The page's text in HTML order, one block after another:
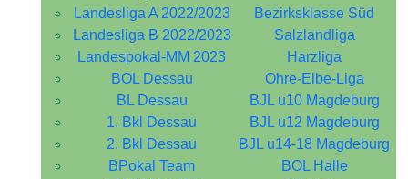
Landesliga A 2022/2023
Bezirksklasse Süd
Landesliga B 2022/2023
Salzlandliga
Landespokal-MM 2023
Harzliga
BOL Dessau
Ohre-Elbe-Liga
BL Dessau
BJL u10 Magdeburg
1. Bkl Dessau
BJL u12 Magdeburg
2. Bkl Dessau
BJL u14-18 Magdeburg
BPokal Team
BOL Halle